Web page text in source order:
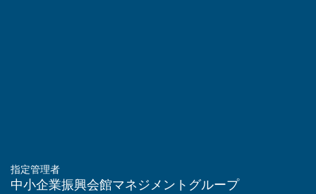
指定管理者
中小企業振興会館マネジメントグループ